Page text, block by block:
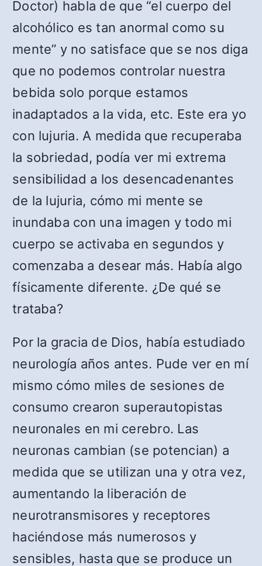
Doctor) habla de que “el cuerpo del
alcohólico es tan anormal como su
mente” y no satisface que se nos diga
que no podemos controlar nuestra
bebida solo porque estamos
inadaptados a la vida, etc. Este era yo
con lujuria. A medida que recuperaba
la sobriedad, podía ver mi extrema
sensibilidad a los desencadenantes
de la lujuria, cómo mi mente se
inundaba con una imagen y todo mi
cuerpo se activaba en segundos y
comenzaba a desear más. Había algo
físicamente diferente. ¿De qué se
trataba?
Por la gracia de Dios, había estudiado
neurología años antes. Pude ver en mí
mismo cómo miles de sesiones de
consumo crearon superautopistas
neuronales en mi cerebro. Las
neuronas cambian (se potencian) a
medida que se utilizan una y otra vez,
aumentando la liberación de
neurotransmisores y receptores
haciéndose más numerosos y
sensibles, hasta que se produce un